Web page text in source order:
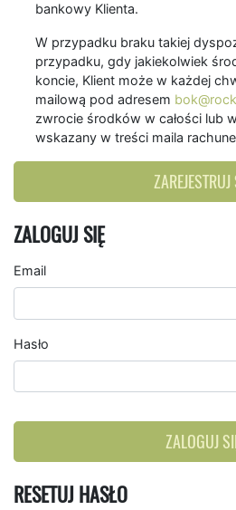
bankowy Klienta.
W przypadku braku takiej
przypadku, gdy jakiekolwiek
koncie, Klient może w każdej
mailową pod adresem
zwrocie środków w całości lub
wskazany w treści maila
ZAREJESTRUJ
ZALOGUJ SIĘ
Email
Hasło
ZALOGUJ
RESETUJ HASŁO